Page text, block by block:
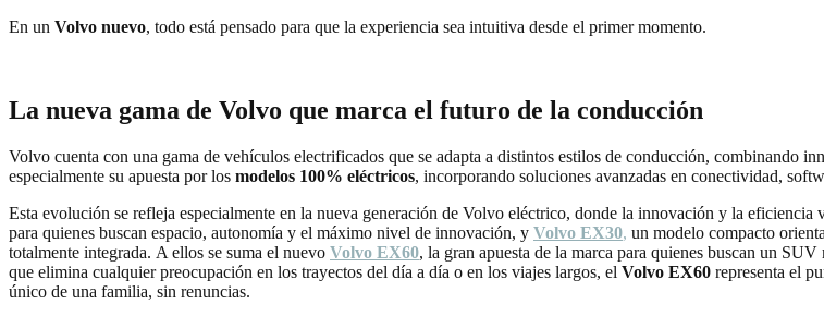
En un Volvo nuevo, todo está pensado para que la experiencia sea intuitiva desde el primer momento.
La nueva gama de Volvo que marca el futuro de la conducción
Volvo cuenta con una gama de vehículos electrificados que se adapta a distintos estilos de conducción, combinando
especialmente su apuesta por los modelos 100% eléctricos, incorporando soluciones avanzadas en conectividad,
Esta evolución se refleja especialmente en la nueva generación de Volvo eléctrico, donde la innovación y la eficiencia
para quienes buscan espacio, autonomía y el máximo nivel de innovación, y Volvo EX30, un modelo compacto
totalmente integrada. A ellos se suma el nuevo Volvo EX60, la gran apuesta de la marca para quienes buscan un
que elimina cualquier preocupación en los trayectos del día a día o en los viajes largos, el Volvo EX60 representa el
único de una familia, sin renuncias.